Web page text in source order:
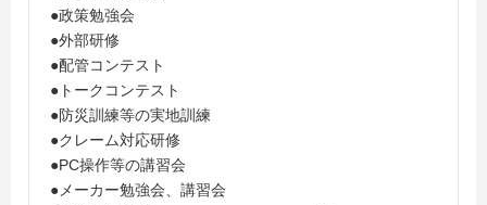
●政策勉強会
●外部研修
●配管コンテスト
●トークコンテスト
●防災訓練等の実地訓練
●クレーム対応研修
●PC操作等の講習会
●メーカー勉強会、講習会